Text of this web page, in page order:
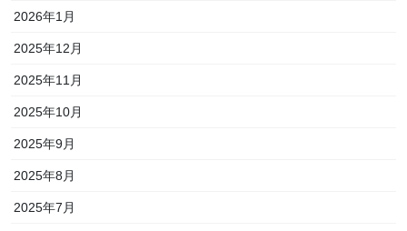
2026年1月
2025年12月
2025年11月
2025年10月
2025年9月
2025年8月
2025年7月